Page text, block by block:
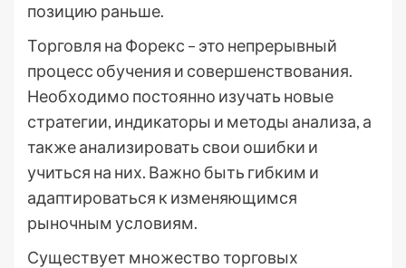
позицию раньше.
Торговля на Форекс – это непрерывный
процесс обучения и совершенствования.
Необходимо постоянно изучать новые
стратегии, индикаторы и методы анализа, а
также анализировать свои ошибки и
учиться на них. Важно быть гибким и
адаптироваться к изменяющимся
рыночным условиям.
Существует множество торговых